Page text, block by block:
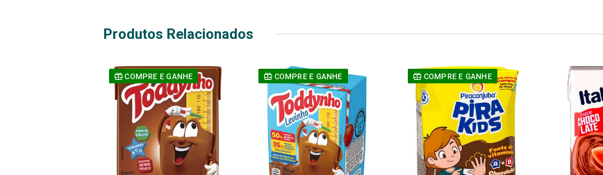
Produtos Relacionados
COMPRE E GANHE COMPRE E GANHE COMPRE E GANHE